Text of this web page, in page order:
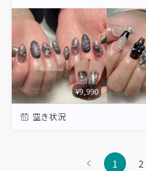
¥9,990
空き状況
1 2